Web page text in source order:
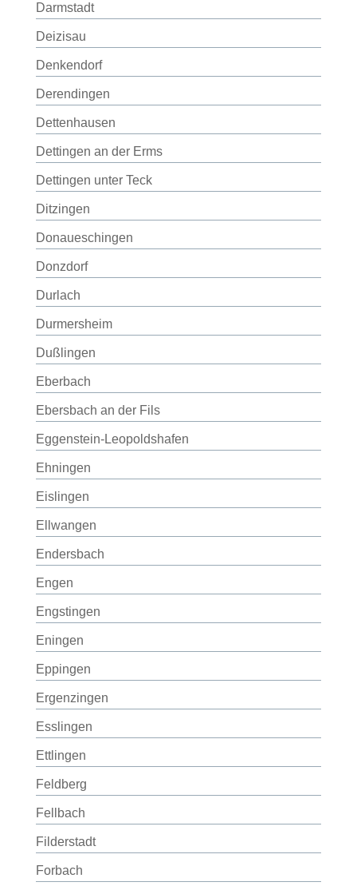
Darmstadt
Deizisau
Denkendorf
Derendingen
Dettenhausen
Dettingen an der Erms
Dettingen unter Teck
Ditzingen
Donaueschingen
Donzdorf
Durlach
Durmersheim
Dußlingen
Eberbach
Ebersbach an der Fils
Eggenstein-Leopoldshafen
Ehningen
Eislingen
Ellwangen
Endersbach
Engen
Engstingen
Eningen
Eppingen
Ergenzingen
Esslingen
Ettlingen
Feldberg
Fellbach
Filderstadt
Forbach